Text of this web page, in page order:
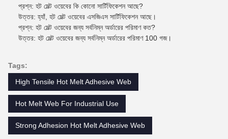
প্রশ্ন: হট মেল্ট ওয়েবের কি কোনো সার্টিফিকেশন আছে?
উত্তর: হ্যাঁ, হট মেল্ট ওয়েবের এসজিএস সার্টিফিকেশন আছে।
প্রশ্ন: হট মেল্ট ওয়েবের জন্য সর্বনিম্ন অর্ডারের পরিমাণ কত?
উত্তর: হট মেল্ট ওয়েবের জন্য সর্বনিম্ন অর্ডারের পরিমাণ 100 গজ।
Tags:
High Tensile Hot Melt Adhesive Web
Hot Melt Web For Industrial Use
Strong Adhesion Hot Melt Adhesive Web